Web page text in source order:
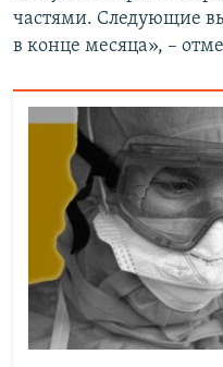
частями. Следующие
в конце месяца», –